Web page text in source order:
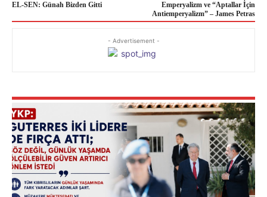
EL-SEN: Günah Bizden Gitti
Emperyalizm ve “Aptallar İçin
Antiemperyalizm” – James Petras
- Advertisement -